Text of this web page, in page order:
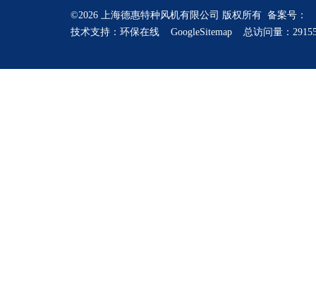
©2026 上海德惠特种风机有限公司 版权所有 备案号：
技术支持： 环保在线 GoogleSitemap 总访问量：